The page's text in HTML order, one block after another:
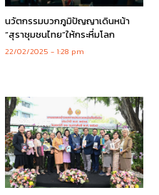
นวัตกรรมบวกภูมิปัญญาเดินหน้า
“สุราชุมชนไทย”ให้กระหึ่มโลก
22/02/2025 1:28 pm